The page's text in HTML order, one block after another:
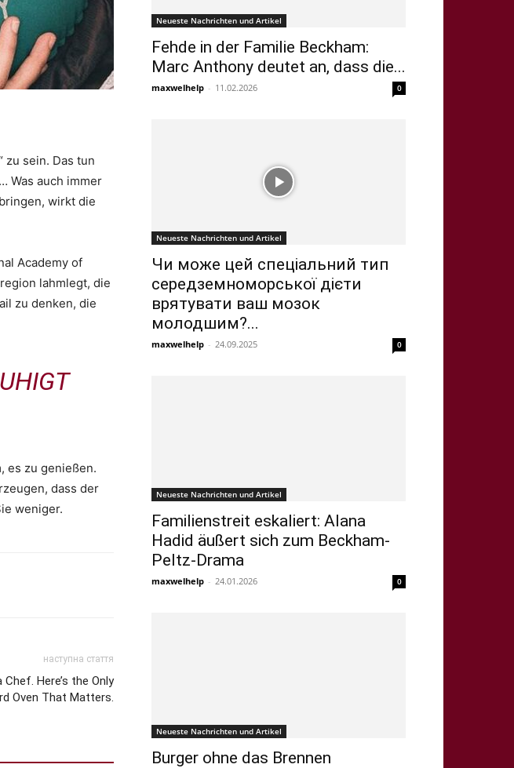
zu sein. Das tun
Was auch immer
wirkt die
Academy of
lahmlegt, die
zu denken, die
es zu genießen.
dass der
weniger.
наступна стаття
Chef. Here’s the Only
Oven That Matters.
Neueste Nachrichten und Artikel
Fehde in der Familie Beckham:
Marc Anthony deutet an, dass die...
maxwelhelp - 11.02.2026 0
Neueste Nachrichten und Artikel
Чи може цей спеціальний тип
середземноморської дієти
врятувати ваш мозок
молодшим?...
maxwelhelp - 24.09.2025 0
Neueste Nachrichten und Artikel
Familienstreit eskaliert: Alana
Hadid äußert sich zum Beckham-
Peltz-Drama
maxwelhelp - 24.01.2026 0
Neueste Nachrichten und Artikel
Burger ohne das Brennen